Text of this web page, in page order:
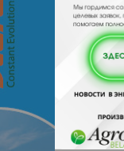
Дата
Поделиться:
Тэги: